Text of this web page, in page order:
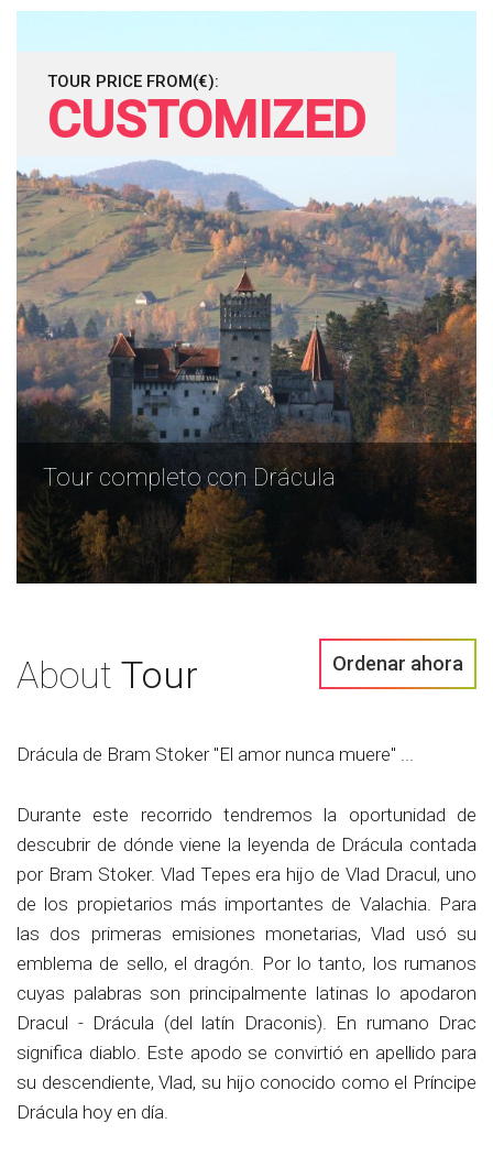
TOUR PRICE FROM(€):
CUSTOMIZED
Tour completo con Drácula
About Tour Ordenar ahora
Drácula de Bram Stoker "El amor nunca muere" ...
Durante este recorrido tendremos la oportunidad de
descubrir de dónde viene la leyenda de Drácula contada
por Bram Stoker. Vlad Tepes era hijo de Vlad Dracul, uno
de los propietarios más importantes de Valachia. Para
las dos primeras emisiones monetarias, Vlad usó su
emblema de sello, el dragón. Por lo tanto, los rumanos
cuyas palabras son principalmente latinas lo apodaron
Dracul - Drácula (del latín Draconis). En rumano Drac
significa diablo. Este apodo se convirtió en apellido para
su descendiente, Vlad, su hijo conocido como el Príncipe
Drácula hoy en día.